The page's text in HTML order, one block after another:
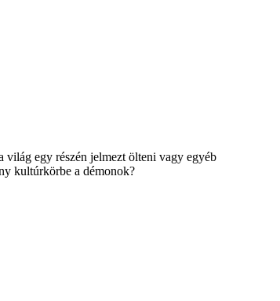
világ egy részén jelmezt ölteni vagy egyéb
kultúrkörbe a démonok?